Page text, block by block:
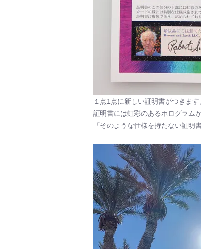
１点1点に新しい証明書がつきま
証明書には虹彩のあるホログラム
「そのような仕様を持たない証明